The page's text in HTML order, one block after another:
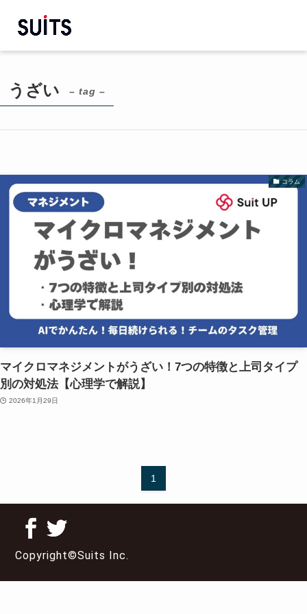
うざい – tag –
コラム
マイクロマネジメントがうざい！7つの特徴と上司タイプ
別の対処法【心理学で解説】
2026年1月29日
1
Copyright©Suits Inc.